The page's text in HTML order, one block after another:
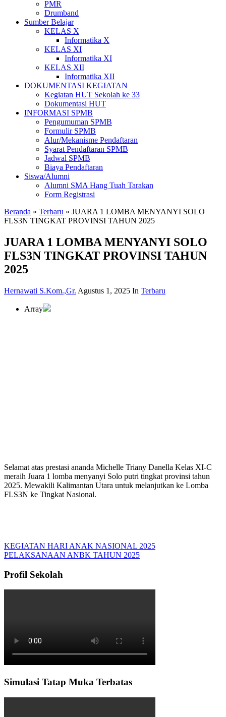
PMR
Drumband
Sumber Belajar
KELAS X
Informatika X
KELAS XI
Informatika XI
KELAS XII
Informatika XII
DOKUMENTASI KEGIATAN
Kegiatan HUT Sekolah ke 33
Dokumentasi HUT
INFORMASI SPMB
Pengumuman SPMB
Formulir SPMB
Alur/Mekanisme Pendaftaran
Syarat Pendaftaran SPMB
Jadwal SPMB
Biaya Pendaftaran
Siswa/Alumni
Alumni SMA Hang Tuah Tarakan
Form Registrasi
Beranda » Terbaru » JUARA 1 LOMBA MENYANYI SOLO
FLS3N TINGKAT PROVINSI TAHUN 2025
JUARA 1 LOMBA MENYANYI SOLO
FLS3N TINGKAT PROVINSI TAHUN
2025
Hernawati S.Kom.,Gr. Agustus 1, 2025 In Terbaru
Array
Selamat atas prestasi ananda Michelle Triany Danella Kelas XI-C
meraih Juara 1 lomba menyanyi Solo putri tingkat provinsi tahun
2025. Mewakili Kalimantan Utara untuk melanjutkan ke Lomba
FLS3N ke Tingkat Nasional.
KEGIATAN HARI ANAK NASIONAL 2025
PELAKSANAAN ANBK TAHUN 2025
Profil Sekolah
Simulasi Tatap Muka Terbatas